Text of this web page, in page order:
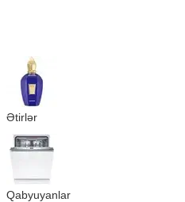
Ətirlər
Qabyuyanlar